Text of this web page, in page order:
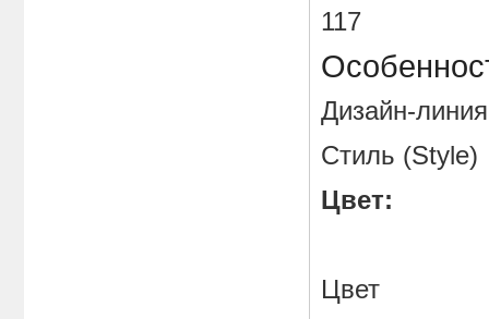
117
Дизайн-линия
Стиль (Style)
Цвет:
Цвет